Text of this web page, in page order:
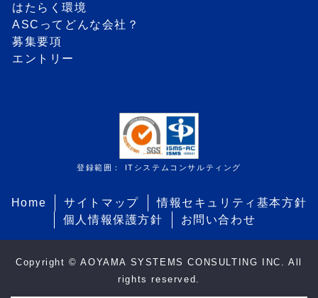
はたらく環境
ASCってどんな会社？
募集要項
エントリー
登録範囲： ITシステムコンサルティング
Home サイトマップ
情報セキュリティ基本方針
個人情報保護方針
お問い合わせ
Copyright © AOYAMA SYSTEMS CONSULTING INC. All
rights reserved.